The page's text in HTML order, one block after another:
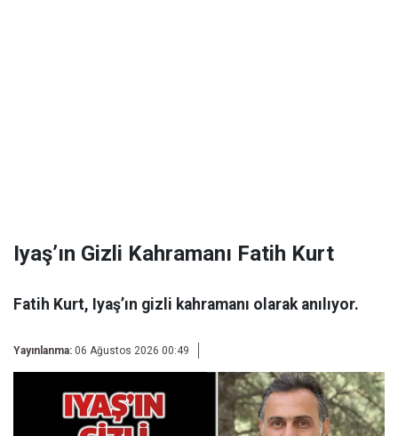
Iyaş’ın Gizli Kahramanı Fatih Kurt
Fatih Kurt, Iyaş’ın gizli kahramanı olarak anılıyor.
Yayınlanma: 06 Ağustos 2026 00:49